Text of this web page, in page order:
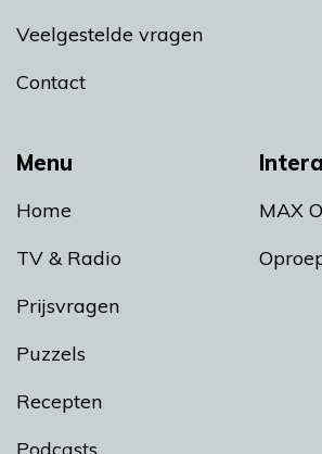
Menu
Home
TV & Radio
Prijsvragen
Puzzels
Recepten
Podcasts
MAX
Veelgestelde vragen
Contact